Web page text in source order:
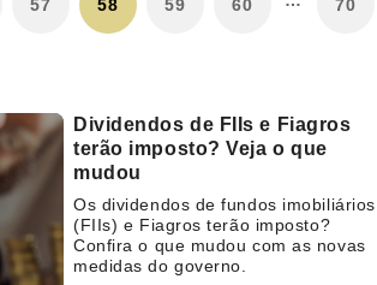
57 58 59 60 70
Dividendos de FIIs e Fiagros
terão imposto? Veja o que
mudou
Os dividendos de fundos imobiliários
(FIIs) e Fiagros terão imposto?
Confira o que mudou com as novas
medidas do governo.